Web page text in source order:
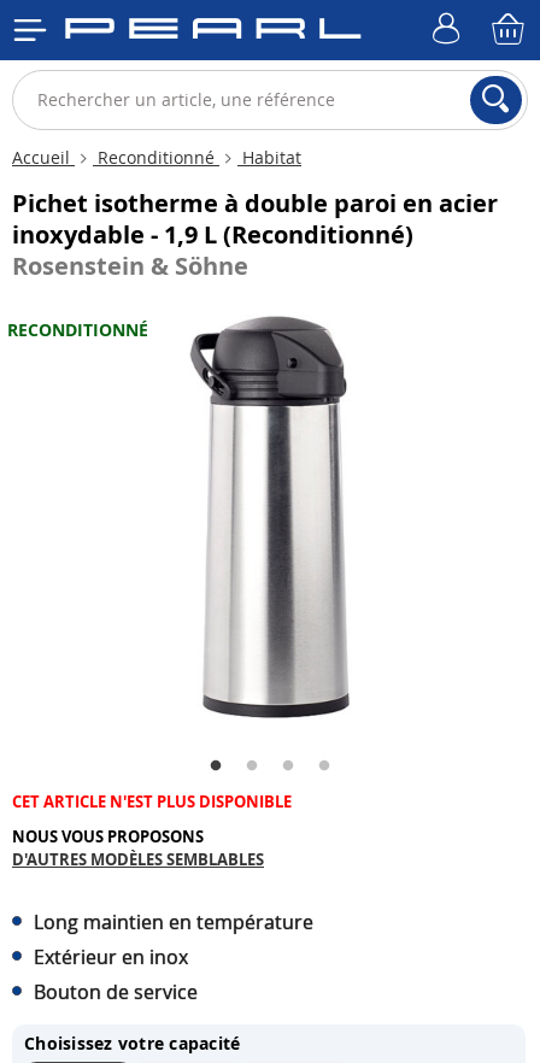
Accueil Reconditionné Habitat
Pichet isotherme à double paroi en acier
inoxydable - 1,9 L (Reconditionné)
Rosenstein & Söhne
RECONDITIONNÉ
CET ARTICLE N'EST PLUS DISPONIBLE
NOUS VOUS PROPOSONS
D'AUTRES MODÈLES SEMBLABLES
Long maintien en température
Extérieur en inox
Bouton de service
Choisissez votre capacité